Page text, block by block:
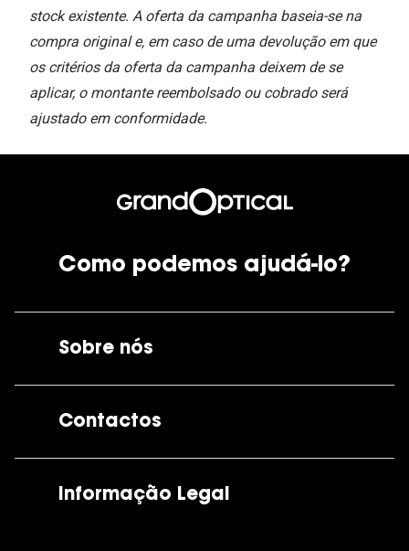
stock existente. A oferta da campanha baseia-se na
compra original e, em caso de uma devolução em que
os critérios da oferta da campanha deixem de se
aplicar, o montante reembolsado ou cobrado será
ajustado em conformidade.
Como podemos ajudá-lo?
Sobre nós
Contactos
Informação Legal